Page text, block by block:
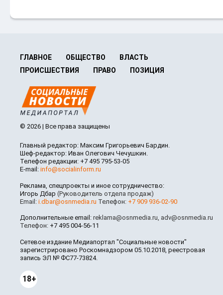
ГЛАВНОЕ ОБЩЕСТВО
ВЛАСТЬ
ПРОИСШЕСТВИЯ
ПРАВО ПОЗИЦИЯ
© 2026 | Все права защищены
Главный редактор: Максим Григорьевич Бардин.
Шеф-редактор: Иван Олегович Чечушкин.
Телефон редакции: +7 495 795-53-05
E-mail: info@socialinform.ru
Реклама, спецпроекты и иное сотрудничество:
Игорь Дбар (Руководитель отдела продаж)
Email: i.dbar@osnmedia.ru Телефон: +7 909 936-02-90
Дополнительные email: reklama@osnmedia.ru, adv@osnmedia.ru
Телефон: +7 495 004-56-11
Сетевое издание Медиапортал "Социальные новости"
зарегистрировано Роскомнадзором 05.10.2018, реестровая
запись ЭЛ № ФС77-73824.
18+